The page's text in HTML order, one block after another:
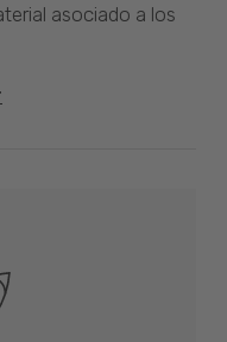
asociado a los